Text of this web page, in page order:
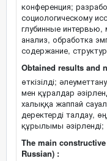
конференция;
социологическому
глубинные
анализ, обработка
содержание,
Obtained results and
өткізілді;
мен құралдар
халыққа жаппай
деректерді талдау,
құрылымы әзірленді;
The main
Russian) :